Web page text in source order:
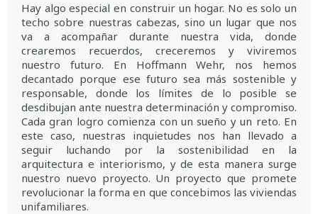
Hay algo especial en construir un hogar. No es solo un
techo sobre nuestras cabezas, sino un lugar que nos
va a acompañar durante nuestra vida, donde
crearemos recuerdos, creceremos y viviremos
nuestro futuro. En Hoffmann Wehr, nos hemos
decantado porque ese futuro sea más sostenible y
responsable, donde los límites de lo posible se
desdibujan ante nuestra determinación y compromiso.
Cada gran logro comienza con un sueño y un reto. En
este caso, nuestras inquietudes nos han llevado a
seguir luchando por la sostenibilidad en la
arquitectura e interiorismo, y de esta manera surge
nuestro nuevo proyecto. Un proyecto que promete
revolucionar la forma en que concebimos las viviendas
unifamiliares.